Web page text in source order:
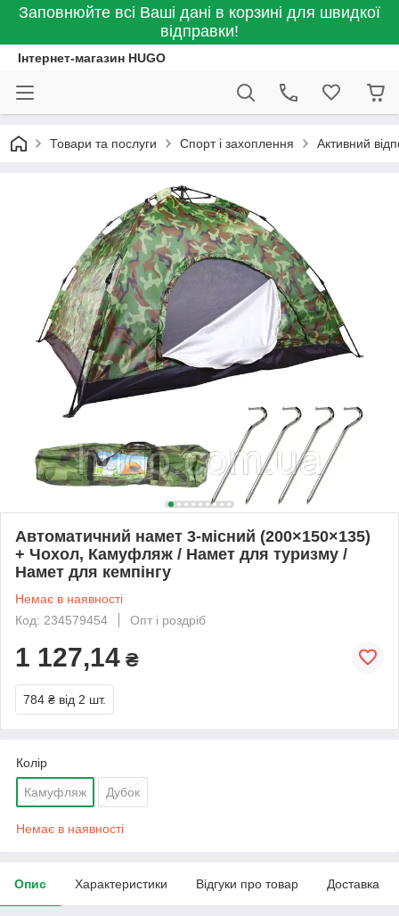
Заповнюйте всі Ваші дані в корзині для швидкої
відправки!
Інтернет-магазин HUGO
Товари та послуги Спорт і захоплення Активний
Автоматичний намет 3-місний (200×150×135)
+ Чохол, Камуфляж / Намет для туризму /
Намет для кемпінгу
Немає в наявності
Код: 234579454
Опт і роздріб
1 127,14 ₴
784 ₴ від 2 шт.
Колір
Камуфляж Дубок
Немає в наявності
Опис Характеристики Відгуки про товар Доставка